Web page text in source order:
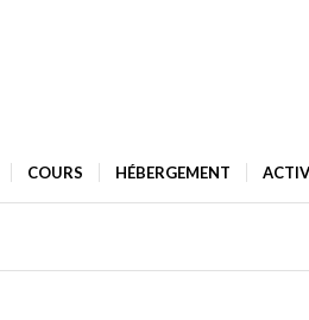
COURS HÉBERGEMENT